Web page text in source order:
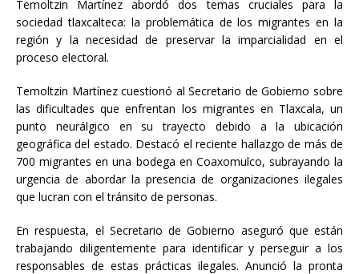
Temoltzin Martínez abordó dos temas cruciales para la
sociedad tlaxcalteca: la problemática de los migrantes en la
región y la necesidad de preservar la imparcialidad en el
proceso electoral.
Temoltzin Martínez cuestionó al Secretario de Gobierno sobre
las dificultades que enfrentan los migrantes en Tlaxcala, un
punto neurálgico en su trayecto debido a la ubicación
geográfica del estado. Destacó el reciente hallazgo de más de
700 migrantes en una bodega en Coaxomulco, subrayando la
urgencia de abordar la presencia de organizaciones ilegales
que lucran con el tránsito de personas.
En respuesta, el Secretario de Gobierno aseguró que están
trabajando diligentemente para identificar y perseguir a los
responsables de estas prácticas ilegales. Anunció la pronta